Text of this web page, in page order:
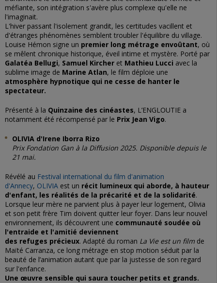
méfiante, son intégration s'avère plus complexe qu'elle ne
l'imaginait.
L'hiver passant l'isolement grandit, les certitudes vacillent et
d'étranges phénomènes semblent troubler l'équilibre du village.
Louise Hémon signe un premier long métrage envoûtant, où
se mêlent chronique historique, éveil intime et mystère. Porté par
Galatéa Bellugi, Samuel Kircher et Mathieu Lucci avec la
sublime image de Marine Atlan, le film déploie une
atmosphère hypnotique qui ne cesse de hanter le
spectateur.
Présenté à la Quinzaine des cinéastes, L’ENGLOUTIE a
notamment été récompensé par le Prix Jean Vigo.
OLIVIA d'Irene Iborra Rizo
Prix Fondation Gan à la Diffusion 2025. Disponible depuis le
21 mai.
Révélé au Festival international du film d'animation
d'Annecy, OLIVIA est un récit lumineux qui aborde, à hauteur
d'enfant, les réalités de la précarité et de la solidarité.
Lorsque leur mère ne parvient plus à payer leur logement, Olivia
et son petit frère Tim doivent quitter leur foyer. Dans leur nouvel
environnement, ils découvrent une communauté soudée où
l'entraide et l'amitié deviennent
des refuges précieux. Adapté du roman La Vie est un film de
Maïté Carranza, ce long métrage en stop motion séduit par la
beauté de l’animation autant que par la justesse de son regard
sur l'enfance.
Une œuvre sensible qui saura toucher petits et grands.